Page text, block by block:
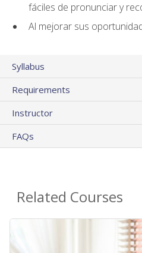
fáciles de pronunciar y
Al mejorar sus
Syllabus
Requirements
Instructor
FAQs
Related Courses